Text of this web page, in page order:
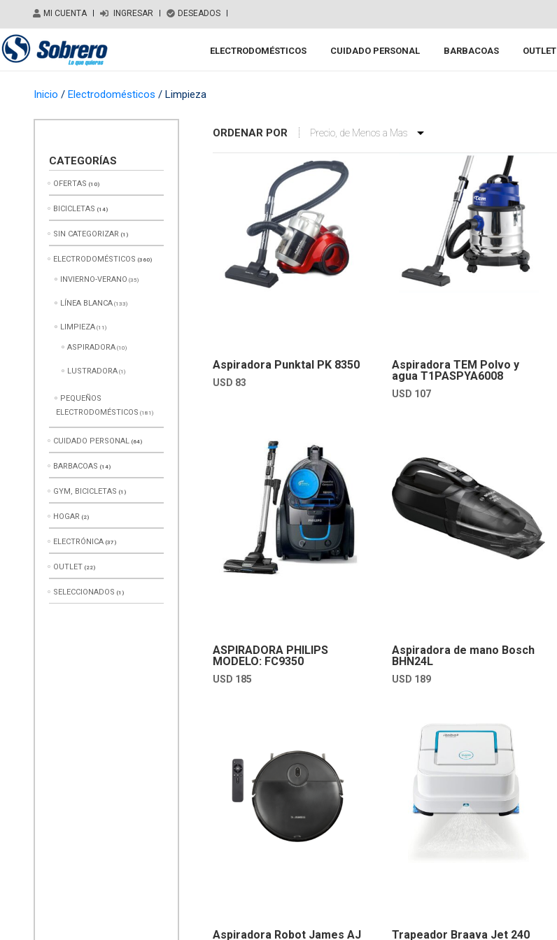
MI CUENTA | INGRESAR | DESEADOS |
Salir del contenido
Main Navigation ELECTRODOMÉSTICOS CUIDADO PERSONAL BARBACOAS OUTLET
Inicio / Electrodomésticos / Limpieza
CATEGORÍAS
OFERTAS (10)
BICICLETAS (14)
SIN CATEGORIZAR (1)
ELECTRODOMÉSTICOS (360)
INVIERNO-VERANO (35)
LÍNEA BLANCA (133)
LIMPIEZA (11)
ASPIRADORA (10)
LUSTRADORA (1)
PEQUEÑOS
ELECTRODOMÉSTICOS (181)
CUIDADO PERSONAL (64)
BARBACOAS (14)
GYM, BICICLETAS (1)
HOGAR (2)
ELECTRÓNICA (37)
OUTLET (22)
SELECCIONADOS (1)
ORDENAR POR
Aspiradora Punktal PK 8350
USD 83
Aspiradora TEM Polvo y
agua T1PASPYA6008
USD 107
ASPIRADORA PHILIPS
MODELO: FC9350
USD 185
Aspiradora de mano Bosch
BHN24L
USD 189
Aspiradora Robot James AJ
Trapeador Braava Jet 240